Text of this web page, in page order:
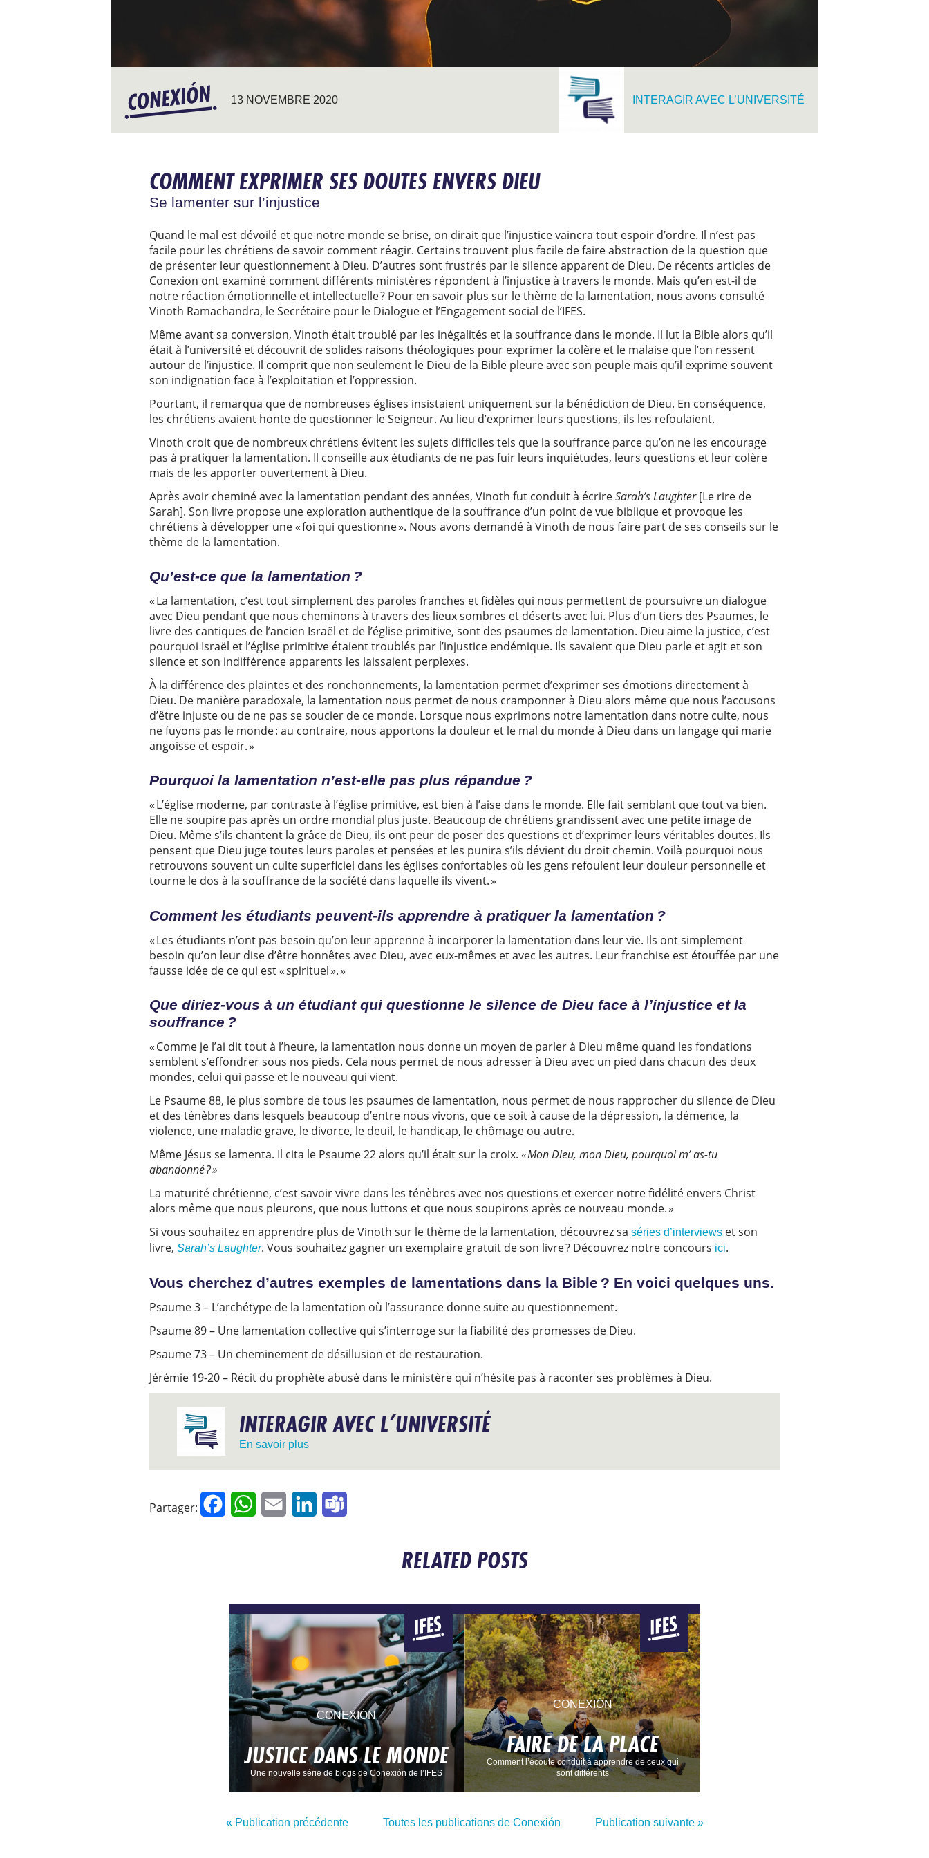
13 NOVEMBRE 2020 INTERAGIR AVEC L’UNIVERSITÉ
COMMENT EXPRIMER SES DOUTES ENVERS DIEU
Se lamenter sur l’injustice
Quand le mal est dévoilé et que notre monde se brise, on dirait que l’injustice vaincra tout espoir d’ordre. Il n’est pas
facile pour les chrétiens de savoir comment réagir. Certains trouvent plus facile de faire abstraction de la question que
de présenter leur questionnement à Dieu. D’autres sont frustrés par le silence apparent de Dieu. De récents articles de
Conexion ont examiné comment différents ministères répondent à l’injustice à travers le monde. Mais qu’en est-il de
notre réaction émotionnelle et intellectuelle ? Pour en savoir plus sur le thème de la lamentation, nous avons consulté
Vinoth Ramachandra, le Secrétaire pour le Dialogue et l’Engagement social de l’IFES.
Même avant sa conversion, Vinoth était troublé par les inégalités et la souffrance dans le monde. Il lut la Bible alors qu’il
était à l’université et découvrit de solides raisons théologiques pour exprimer la colère et le malaise que l’on ressent
autour de l’injustice. Il comprit que non seulement le Dieu de la Bible pleure avec son peuple mais qu’il exprime souvent
son indignation face à l’exploitation et l’oppression.
Pourtant, il remarqua que de nombreuses églises insistaient uniquement sur la bénédiction de Dieu. En conséquence,
les chrétiens avaient honte de questionner le Seigneur. Au lieu d’exprimer leurs questions, ils les refoulaient.
Vinoth croit que de nombreux chrétiens évitent les sujets difficiles tels que la souffrance parce qu’on ne les encourage
pas à pratiquer la lamentation. Il conseille aux étudiants de ne pas fuir leurs inquiétudes, leurs questions et leur colère
mais de les apporter ouvertement à Dieu.
Après avoir cheminé avec la lamentation pendant des années, Vinoth fut conduit à écrireSarah’s Laughter[Le rire de
Sarah]. Son livre propose une exploration authentique de la souffrance d’un point de vue biblique et provoque les
chrétiens à développer une « foi qui questionne ». Nous avons demandé à Vinoth de nous faire part de ses conseils sur le
thème de la lamentation.
Qu’est-ce que la lamentation ?
« La lamentation, c’est tout simplement des paroles franches et fidèles qui nous permettent de poursuivre un dialogue
avec Dieu pendant que nous cheminons à travers des lieux sombres et déserts avec lui. Plus d’un tiers des Psaumes, le
livre des cantiques de l’ancien Israël et de l’église primitive, sont des psaumes de lamentation. Dieu aime la justice, c’est
pourquoi Israël et l’église primitive étaient troublés par l’injustice endémique. Ils savaient que Dieu parle et agit et son
silence et son indifférence apparents les laissaient perplexes.
À la différence des plaintes et des ronchonnements, la lamentation permet d’exprimer ses émotions directement à
Dieu. De manière paradoxale, la lamentation nous permet de nous cramponner à Dieu alors même que nous l’accusons
d’être injuste ou de ne pas se soucier de ce monde. Lorsque nous exprimons notre lamentation dans notre culte, nous
ne fuyons pas le monde : au contraire, nous apportons la douleur et le mal du monde à Dieu dans un langage qui marie
angoisse et espoir. »
Pourquoi la lamentation n’est-elle pas plus répandue ?
« L’église moderne, par contraste à l’église primitive, est bien à l’aise dans le monde. Elle fait semblant que tout va bien.
Elle ne soupire pas après un ordre mondial plus juste. Beaucoup de chrétiens grandissent avec une petite image de
Dieu. Même s’ils chantent la grâce de Dieu, ils ont peur de poser des questions et d’exprimer leurs véritables doutes. Ils
pensent que Dieu juge toutes leurs paroles et pensées et les punira s’ils dévient du droit chemin. Voilà pourquoi nous
retrouvons souvent un culte superficiel dans les églises confortables où les gens refoulent leur douleur personnelle et
tourne le dos à la souffrance de la société dans laquelle ils vivent. »
Comment les étudiants peuvent-ils apprendre à pratiquer la lamentation ?
« Les étudiants n’ont pas besoin qu’on leur apprenne à incorporer la lamentation dans leur vie. Ils ont simplement
besoin qu’on leur dise d’être honnêtes avec Dieu, avec eux-mêmes et avec les autres. Leur franchise est étouffée par une
fausse idée de ce qui est « spirituel ». »
Que diriez-vous à un étudiant qui questionne le silence de Dieu face à l’injustice et la
souffrance ?
« Comme je l’ai dit tout à l’heure, la lamentation nous donne un moyen de parler à Dieu même quand les fondations
semblent s’effondrer sous nos pieds. Cela nous permet de nous adresser à Dieu avec un pied dans chacun des deux
mondes, celui qui passe et le nouveau qui vient.
Le Psaume 88, le plus sombre de tous les psaumes de lamentation, nous permet de nous rapprocher du silence de Dieu
et des ténèbres dans lesquels beaucoup d’entre nous vivons, que ce soit à cause de la dépression, la démence, la
violence, une maladie grave, le divorce, le deuil, le handicap, le chômage ou autre.
Même Jésus se lamenta. Il cita le Psaume 22 alors qu’il était sur la croix. « Mon Dieu, mon Dieu, pourquoi m’ as-tu
abandonné ? »
La maturité chrétienne, c’est savoir vivre dans les ténèbres avec nos questions et exercer notre fidélité envers Christ
alors même que nous pleurons, que nous luttons et que nous soupirons après ce nouveau monde. »
Si vous souhaitez en apprendre plus de Vinoth sur le thème de la lamentation, découvrez sa séries d’interviews et son
livre, Sarah’s Laughter. Vous souhaitez gagner un exemplaire gratuit de son livre ? Découvrez notre concours ici.
Vous cherchez d’autres exemples de lamentations dans la Bible ? En voici quelques uns.
Psaume 3 – L’archétype de la lamentation où l’assurance donne suite au questionnement.
Psaume 89 – Une lamentation collective qui s’interroge sur la fiabilité des promesses de Dieu.
Psaume 73 – Un cheminement de désillusion et de restauration.
Jérémie 19-20 – Récit du prophète abusé dans le ministère qui n’hésite pas à raconter ses problèmes à Dieu.
INTERAGIR AVEC L’UNIVERSITÉ
En savoir plus
Partager: FacebookWhatsApp
Email LinkedIn
RELATED POSTS
CONEXIÓN
JUSTICE DANS LE MONDE
Une nouvelle série de blogs de Conexión de l’IFES
CONEXIÓN
FAIRE DE LA PLACE
Comment l’écoute conduit à apprendre de ceux qui
sont différents
« Publication précédente Toutes les publications de Conexión Publication suivante »